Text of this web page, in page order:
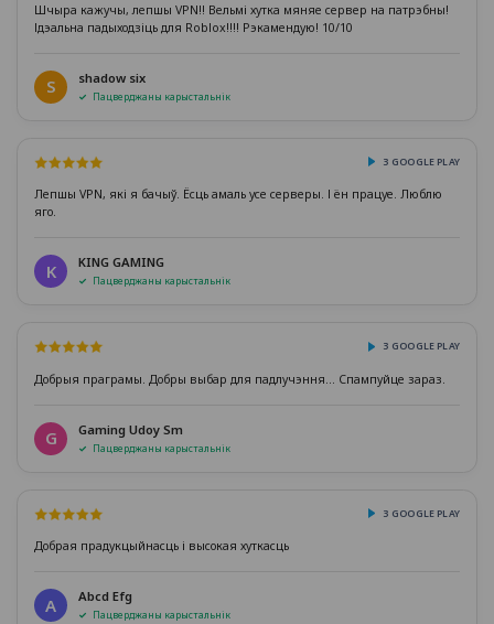
Шчыра кажучы, лепшы VPN!! Вельмі хутка мяняе сервер на патрэбны!
Ідэальна падыходзіць для Roblox!!!! Рэкамендую! 10/10
S shadow six
Пацверджаны карыстальнік
З GOOGLE PLAY
Лепшы VPN, які я бачыў. Ёсць амаль усе серверы. І ён працуе. Люблю
яго.
K KING GAMING
Пацверджаны карыстальнік
З GOOGLE PLAY
Добрыя праграмы. Добры выбар для падлучэння... Спампуйце зараз.
G Gaming Udoy Sm
Пацверджаны карыстальнік
З GOOGLE PLAY
Добрая прадукцыйнасць і высокая хуткасць
A Abcd Efg
Пацверджаны карыстальнік